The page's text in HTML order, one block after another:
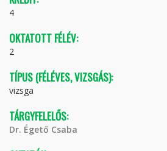
4
OKTATOTT FÉLÉV:
2
TÍPUS (FÉLÉVES, VIZSGÁS):
vizsga
TÁRGYFELELŐS:
Dr. Égető Csaba